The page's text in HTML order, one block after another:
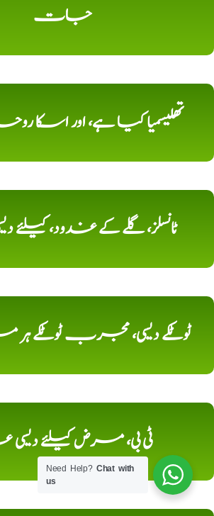
جات
تھلیسمیا کیا ہے، اور اسکا
ٹانسلز، گلے کے غدود، کیلئے
ٹوٹکے دیسی، مجرب ٹوٹکے ہر
ٹی بی، مرض کیلئے دیسی
Need Help?Chat with
us